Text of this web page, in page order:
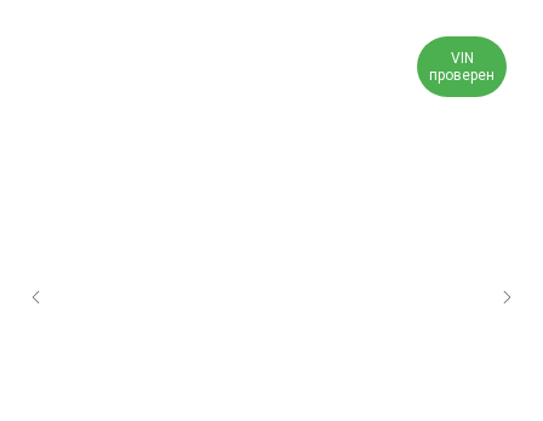
VIN
проверен